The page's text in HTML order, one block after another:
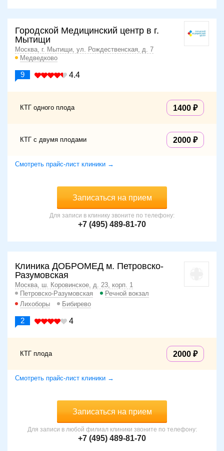
Городской Медицинский центр в г.
Мытищи
Москва, г. Мытищи, ул. Рождественская, д. 7
Медведково
9 4.4
КТГ одного плода 1400
КТГ с двумя плодами 2000
Смотреть прайс-лист клиники →
Записаться на прием
Для записи в клинику звоните по телефону:
+7 (495) 489-81-70
Клиника ДОБРОМЕД м. Петровско-
Разумовская
Москва, ш. Коровинское, д. 23, корп. 1
Петровско-Разумовская
Речной вокзал
Лихоборы
Бибирево
2 4
КТГ плода 2000
Смотреть прайс-лист клиники →
Записаться на прием
Для записи в любой филиал клиники звоните по телефону:
+7 (495) 489-81-70